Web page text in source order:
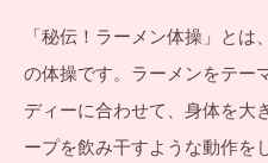
「秘伝！ラーメン体操」と
の体操です。ラーメンをテー
ディーに合わせて、身体を大
ープを飲み干すような動作を